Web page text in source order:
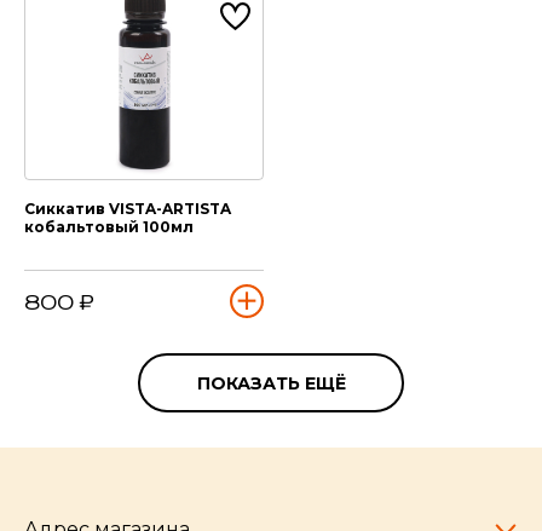
Сиккатив VISTA-ARTISTA
кобальтовый 100мл
800 ₽
ПОКАЗАТЬ ЕЩЁ